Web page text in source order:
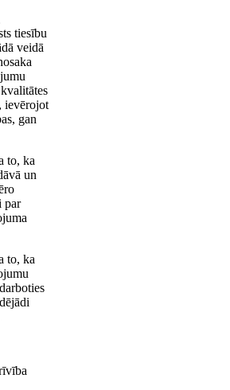
tiesību
veidā
ievērojot
gan
to, ka
un
par
to, ka